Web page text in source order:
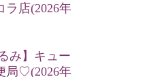
ラ店(2026年
み】キュー
局♡(2026年